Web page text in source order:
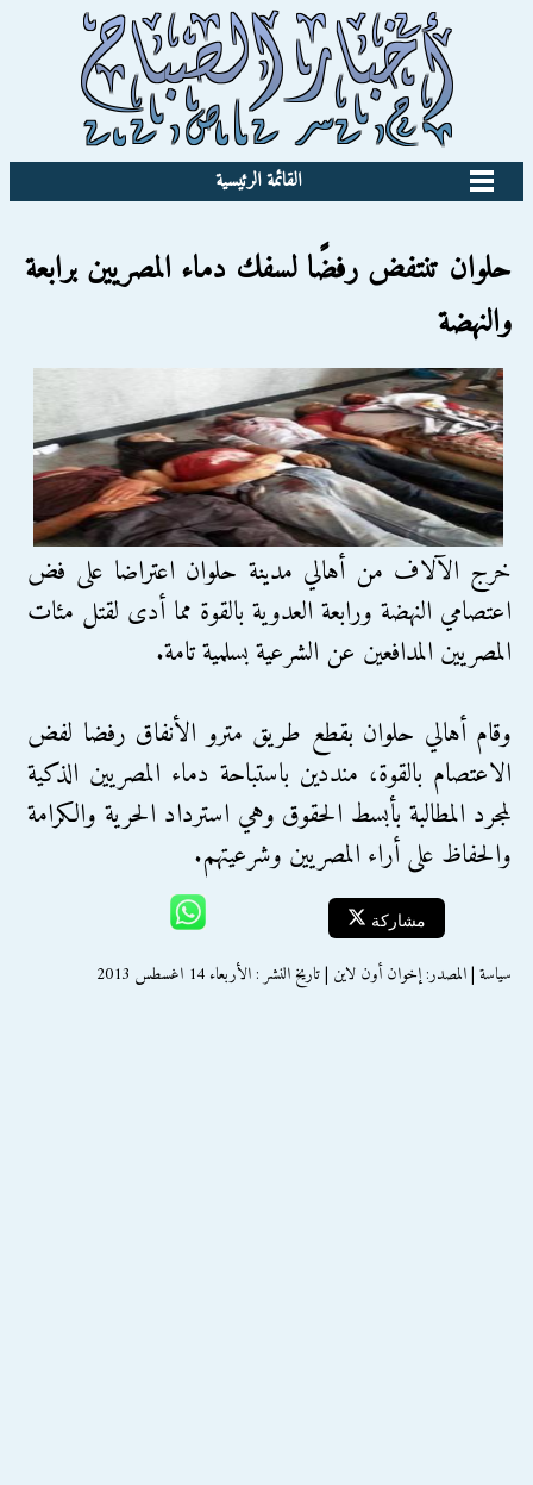
القائمة الرئيسية
حلوان تنتفض رفضًا لسفك دماء المصريين برابعة
والنهضة
خرج الآلاف من أهالي مدينة حلوان اعتراضا على فض
اعتصامي النهضة ورابعة العدوية بالقوة مما أدى لقتل مئات
المصريين المدافعين عن الشرعية بسلمية تامة.
وقام أهالي حلوان بقطع طريق مترو الأنفاق رفضا لفض
الاعتصام بالقوة، منددين باستباحة دماء المصريين الذكية
لمجرد المطالبة بأبسط الحقوق وهي استرداد الحرية والكرامة
والحفاظ على أراء المصريين وشرعيتهم.
مشاركة
سياسة | المصدر: إخوان أون لاين | تاريخ النشر : الأربعاء 14 اغسطس 2013